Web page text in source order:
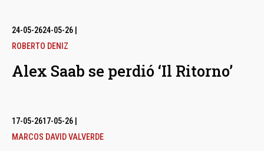
24-05-2624-05-26
ROBERTO DENIZ
Alex Saab se perdió ‘Il Ritorno’
17-05-2617-05-26
MARCOS DAVID VALVERDE